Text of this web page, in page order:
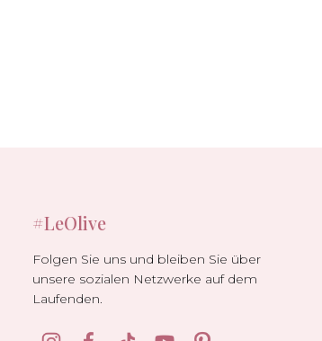
#LeOlive
Folgen Sie uns und bleiben Sie über
unsere sozialen Netzwerke auf dem
Laufenden.